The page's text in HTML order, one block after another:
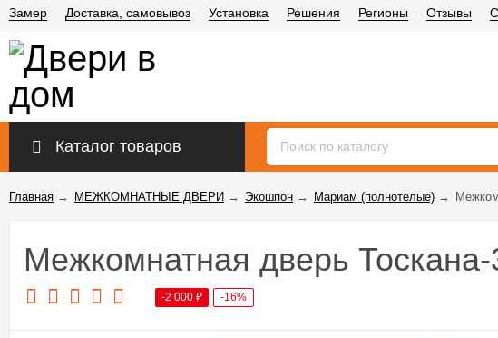
Замер Доставка, самовывоз Установка Решения Регионы Отзывы
Каталог товаров
Главная → МЕЖКОМНАТНЫЕ ДВЕРИ → Экошпон → Мариам (полнотелые) →
Межкомнатная дверь
-2 000 ₽ -16%